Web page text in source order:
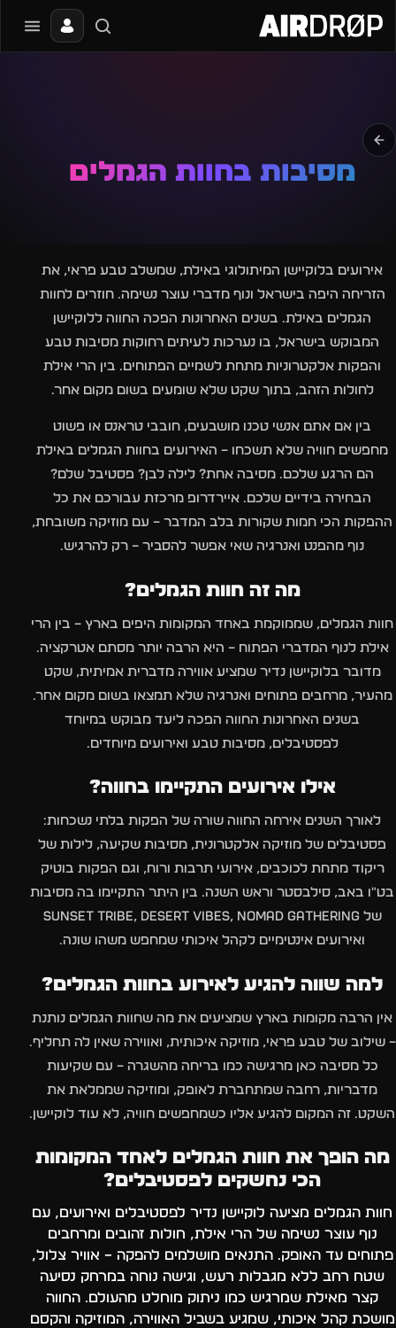
טיפ: אפשר להקליד שם אומן, עיר, תאריך או שם חג.
מסיבות בחוות הגמלים
אירועים בלוקיישן המיתולוגי באילת, שמשלב טבע פראי, את
הזריחה היפה בישראל ונוף מדברי עוצר נשימה. חוזרים לחוות
הגמלים באילת. בשנים האחרונות הפכה החווה ללוקיישן
המבוקש בישראל, בו נערכות לעיתים רחוקות מסיבות טבע
והפקות אלקטרוניות מתחת לשמיים הפתוחים. בין הרי אילת
לחולות הזהב, בתוך שקט שלא שומעים בשום מקום אחר.
בין אם אתם אנשי טכנו מושבעים, חובבי טראנס או פשוט
מחפשים חוויה שלא תשכחו – האירועים בחוות הגמלים באילת
הם הרגע שלכם. מסיבה אחת? לילה לבן? פסטיבל שלם?
הבחירה בידיים שלכם. איירדרופ מרכזת עבורכם את כל
ההפקות הכי חמות שקורות בלב המדבר – עם מוזיקה משובחת,
נוף מהפנט ואנרגיה שאי אפשר להסביר – רק להרגיש.
מה זה חוות הגמלים?
חוות הגמלים, שממוקמת באחד המקומות היפים בארץ – בין הרי
אילת לנוף המדברי הפתוח – היא הרבה יותר מסתם אטרקציה.
מדובר בלוקיישן נדיר שמציע אווירה מדברית אמיתית, שקט
מהעיר, מרחבים פתוחים ואנרגיה שלא תמצאו בשום מקום אחר.
בשנים האחרונות החווה הפכה ליעד מבוקש במיוחד
לפסטיבלים, מסיבות טבע ואירועים מיוחדים.
אילו אירועים התקיימו בחווה?
לאורך השנים אירחה החווה שורה של הפקות בלתי נשכחות:
פסטיבלים של מוזיקה אלקטרונית, מסיבות שקיעה, לילות של
ריקוד מתחת לכוכבים, אירועי תרבות ורוח, וגם הפקות בוטיק
בט"ו באב, סילבסטר וראש השנה. בין היתר התקיימו בה מסיבות
של
Sunset Tribe, Desert Vibes, Nomad Gathering
ואירועים אינטימיים לקהל איכותי שמחפש משהו שונה.
למה שווה להגיע לאירוע בחוות הגמלים?
אין הרבה מקומות בארץ שמציעים את מה שחוות הגמלים נותנת
– שילוב של טבע פראי, מוזיקה איכותית, ואווירה שאין לה תחליף.
כל מסיבה כאן מרגישה כמו בריחה מהשגרה – עם שקיעות
מדבריות, רחבה שמתחברת לאופק, ומוזיקה שממלאת את
השקט. זה המקום להגיע אליו כשמחפשים חוויה, לא עוד לוקיישן.
מה הופך את חוות הגמלים לאחד המקומות
הכי נחשקים לפסטיבלים?
חוות הגמלים מציעה לוקיישן נדיר לפסטיבלים ואירועים, עם
נוף עוצר נשימה של הרי אילת, חולות זהובים ומרחבים
פתוחים עד האופק. התנאים מושלמים להפקה – אוויר צלול,
שטח רחב ללא מגבלות רעש, וגישה נוחה במרחק נסיעה
קצר מאילת שמרגיש כמו ניתוק מוחלט מהעולם. החווה
מושכת קהל איכותי, שמגיע בשביל האווירה, המוזיקה והקסם